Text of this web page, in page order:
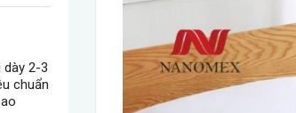
dày 2-3
chuẩn